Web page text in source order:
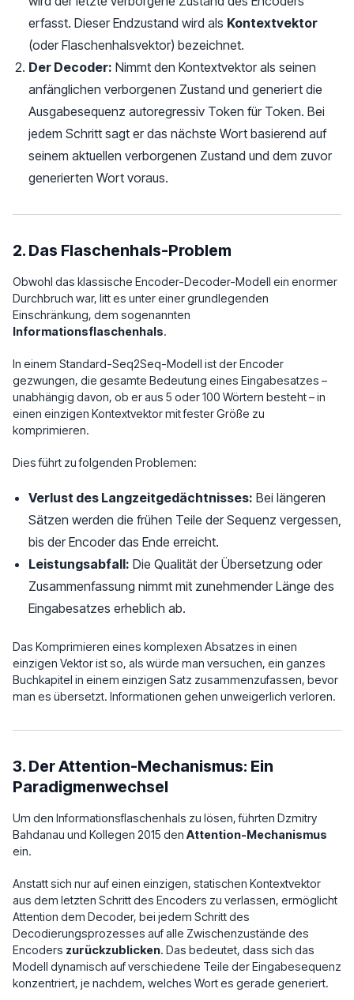
erfasst. Dieser Endzustand wird als Kontextvektor
(oder Flaschenhalsvektor) bezeichnet.
Der Decoder: Nimmt den Kontextvektor als seinen
anfänglichen verborgenen Zustand und generiert die
Ausgabesequenz autoregressiv Token für Token. Bei
jedem Schritt sagt er das nächste Wort basierend auf
seinem aktuellen verborgenen Zustand und dem zuvor
generierten Wort voraus.
2. Das Flaschenhals-Problem
Obwohl das klassische Encoder-Decoder-Modell ein enormer
Durchbruch war, litt es unter einer grundlegenden
Einschränkung, dem sogenannten
Informationsflaschenhals.
In einem Standard-Seq2Seq-Modell ist der Encoder
gezwungen, die gesamte Bedeutung eines Eingabesatzes –
unabhängig davon, ob er aus 5 oder 100 Wörtern besteht – in
einen einzigen Kontextvektor mit fester Größe zu
komprimieren.
Dies führt zu folgenden Problemen:
Verlust des Langzeitgedächtnisses: Bei längeren
Sätzen werden die frühen Teile der Sequenz vergessen,
bis der Encoder das Ende erreicht.
Leistungsabfall: Die Qualität der Übersetzung oder
Zusammenfassung nimmt mit zunehmender Länge des
Eingabesatzes erheblich ab.
Das Komprimieren eines komplexen Absatzes in einen
einzigen Vektor ist so, als würde man versuchen, ein ganzes
Buchkapitel in einem einzigen Satz zusammenzufassen, bevor
man es übersetzt. Informationen gehen unweigerlich verloren.
3. Der Attention-Mechanismus: Ein
Paradigmenwechsel
Um den Informationsflaschenhals zu lösen, führten Dzmitry
Bahdanau und Kollegen 2015 den Attention-Mechanismus
ein.
Anstatt sich nur auf einen einzigen, statischen Kontextvektor
aus dem letzten Schritt des Encoders zu verlassen, ermöglicht
Attention dem Decoder, bei jedem Schritt des
Decodierungsprozesses auf alle Zwischenzustände des
Encoders zurückzublicken. Das bedeutet, dass sich das
Modell dynamisch auf verschiedene Teile der Eingabesequenz
konzentriert, je nachdem, welches Wort es gerade generiert.